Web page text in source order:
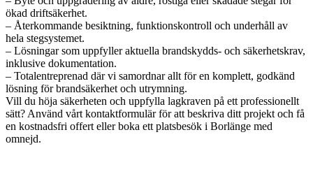
ökad driftsäkerhet.
– Återkommande besiktning, funktionskontroll och underhåll av
hela stegsystemet.
– Lösningar som uppfyller aktuella brandskydds- och säkerhetskrav,
inklusive dokumentation.
– Totalentreprenad där vi samordnar allt för en komplett, godkänd
lösning för brandsäkerhet och utrymning.
Vill du höja säkerheten och uppfylla lagkraven på ett professionellt
sätt? Använd vårt kontaktformulär för att beskriva ditt projekt och få
en kostnadsfri offert eller boka ett platsbesök i Borlänge med
omnejd.